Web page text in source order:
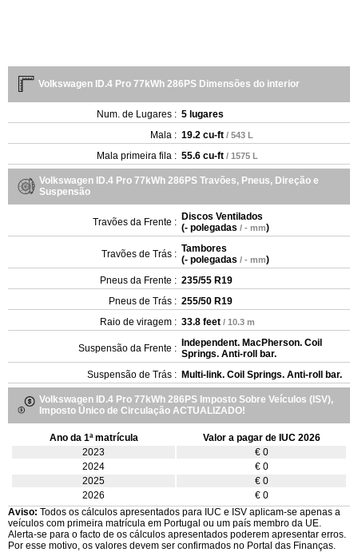
Volkswagen ID.4 Pro 77kWh 286PS Dimensões do interior
Num. de Lugares : 5 lugares
Mala : 19.2 cu-ft / 543 L
Mala primeira fila : 55.6 cu-ft / 1575 L
Volkswagen ID.4 Pro 77kWh 286PS Travões, Pneus, Direção e
Suspensão
Travões da Frente : Discos Ventilados
(- polegadas / - mm)
Travões de Trás : Tambores
(- polegadas / - mm)
Pneus da Frente : 235/55 R19
Pneus de Trás : 255/50 R19
Raio de viragem : 33.8 feet / 10.3 m
Suspensão da Frente : Independent. MacPherson. Coil
Springs. Anti-roll bar.
Suspensão de Trás : Multi-link. Coil Springs. Anti-roll bar.
Volkswagen ID.4 Pro 77kWh 286PS Imposto Sobre Veículos (ISV),
Imposto Único de Circulação ACTUALIZADO!
Ano da 1ª matrícula
Valor a pagar de IUC 2026
2023
€ 0
2024
€ 0
2025
€ 0
2026
€ 0
Aviso: Todos os cálculos apresentados para IUC e ISV aplicam-se apenas a
veículos com primeira matrícula em Portugal ou um país membro da UE.
Alerta-se para o facto de os cálculos apresentados poderem apresentar erros.
Por esse motivo, os valores devem ser confirmados no Portal das Finanças.